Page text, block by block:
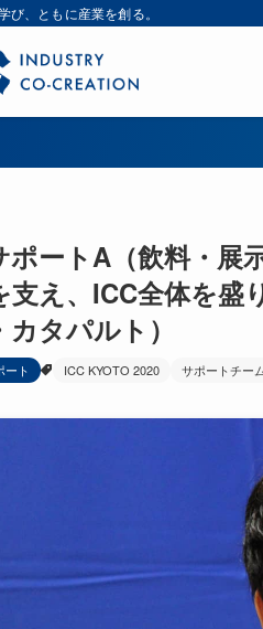
び、ともに産業を創る。
ポートA（飲料・
支え、ICC全体を盛
カタパルト）
ート ICC KYOTO 2020 サポートチー